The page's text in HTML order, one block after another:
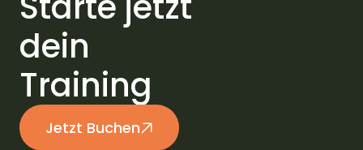
dein
Training
Jetzt Buchen